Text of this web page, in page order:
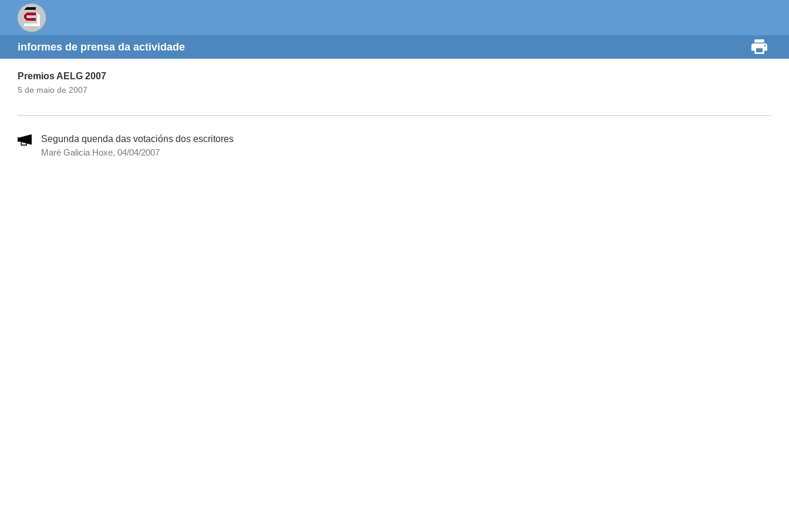
informes de prensa da actividade
Premios AELG 2007
5 de maio de 2007
Segunda quenda das votacións dos escritores
Maré Galicia Hoxe, 04/04/2007